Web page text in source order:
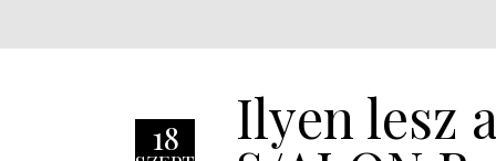
18 Ilyen lesz